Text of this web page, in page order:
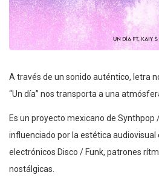
A través de un sonido auténtico, letra
“Un día” nos transporta a una
Es un proyecto mexicano de Synthpop
influenciado por la estética audiovisual
electrónicos Disco / Funk, patrones
nostálgicas.